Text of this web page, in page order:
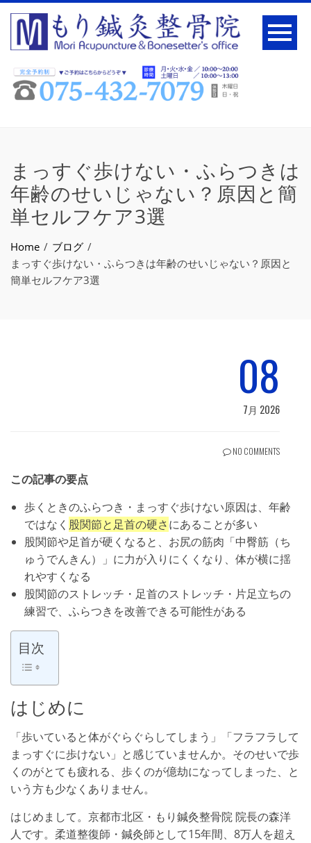
まっすぐ歩けない・ふらつきは
年齢のせいじゃない？原因と簡
単セルフケア3選
Home
ブログ
まっすぐ歩けない・ふらつきは年齢のせいじゃない？原因と
簡単セルフケア3選
08
7月 2026
NO COMMENTS
この記事の要点
歩くときのふらつき・まっすぐ歩けない原因は、年齢
ではなく 股関節と足首の硬さにあることが多い
股関節や足首が硬くなると、お尻の筋肉「中臀筋（ち
ゅうでんきん）」に力が入りにくくなり、体が横に揺
れやすくなる
股関節のストレッチ・足首のストレッチ・片足立ちの
練習で、ふらつきを改善できる可能性がある
目次
はじめに
「歩いていると体がぐらぐらしてしまう」「フラフラして
まっすぐに歩けない」と感じていませんか。そのせいで歩
くのがとても疲れる、歩くのが億劫になってしまった、と
いう方も少なくありません。
はじめまして。京都市北区・もり鍼灸整骨院 院長の森洋
人です。柔道整復師・鍼灸師として15年間、8万人を超え